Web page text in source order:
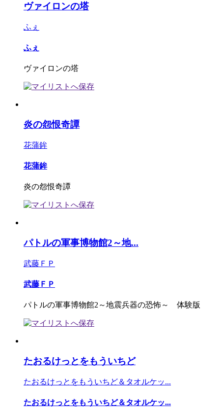
ヴァイロンの塔
ふぇ
ふぇ
ヴァイロンの塔
炎の怨恨奇譚
花蒲鉾
花蒲鉾
炎の怨恨奇譚
パトルの軍事博物館2～地...
武藤ＦＰ
武藤ＦＰ
パトルの軍事博物館2～地震兵器の恐怖～ 体験版
たおるけっとをもういちど
たおるけっとをもういちど＆タオルケッ...
たおるけっとをもういちど＆タオルケッ...